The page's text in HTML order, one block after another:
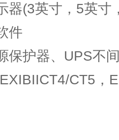
器(3英寸，5英寸
件
保护器、UPS不
CT5，